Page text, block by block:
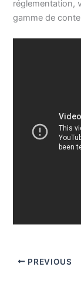
réglementation,
gamme de
PREVIOUS